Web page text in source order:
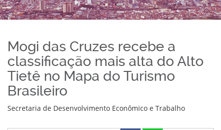
Mogi das Cruzes recebe a
classificação mais alta do Alto
Tietê no Mapa do Turismo
Brasileiro
Secretaria de Desenvolvimento Econômico e Trabalho